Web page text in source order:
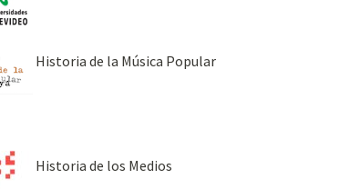
Historia de la Música Popular
Historia de los Medios